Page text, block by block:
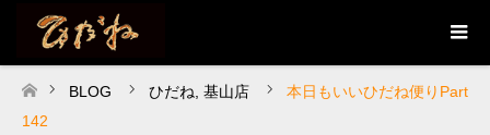
ホーム
BLOG ひだね 基山店
本日もいいひだね便りPart
142